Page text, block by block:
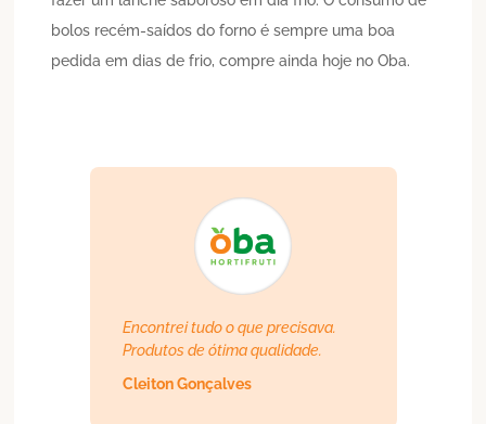
bolos recém-saídos do forno é sempre uma boa
pedida em dias de frio, compre ainda hoje no Oba.
Encontrei tudo o que precisava.
Produtos de ótima qualidade.
Cleiton Gonçalves